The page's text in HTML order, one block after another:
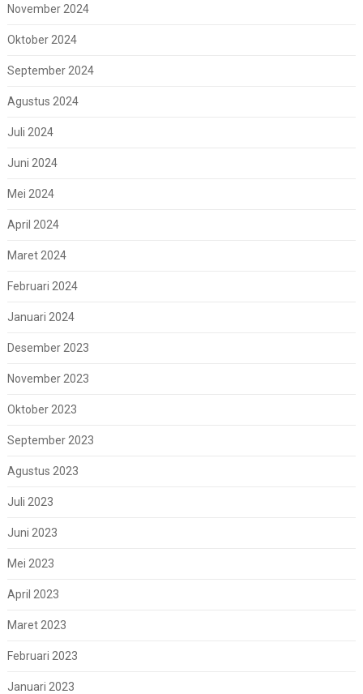
November 2024
Oktober 2024
September 2024
Agustus 2024
Juli 2024
Juni 2024
Mei 2024
April 2024
Maret 2024
Februari 2024
Januari 2024
Desember 2023
November 2023
Oktober 2023
September 2023
Agustus 2023
Juli 2023
Juni 2023
Mei 2023
April 2023
Maret 2023
Februari 2023
Januari 2023